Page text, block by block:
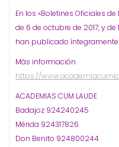
En los «Boletines Oficiales
de 6 de octubre de 2017, y de
han publicado
Más información
https://
ACADEMIAS CUM LAUDE
Badajoz 924240245
Mérida 924317826
Don Benito 924800244